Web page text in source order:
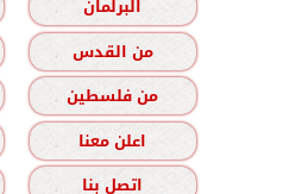
البرلمان
من القدس
من فلسطين
اعلن معنا
اتصل بنا